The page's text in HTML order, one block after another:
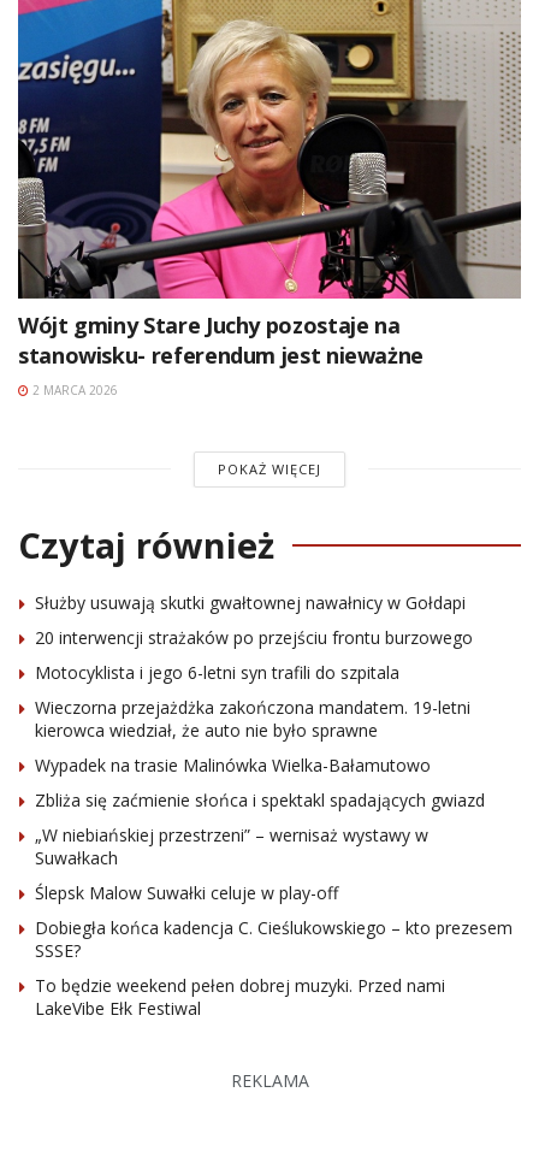
Wójt gminy Stare Juchy pozostaje na
stanowisku- referendum jest nieważne
2 MARCA 2026
POKAŻ WIĘCEJ
Czytaj również
Służby usuwają skutki gwałtownej nawałnicy w Gołdapi
20 interwencji strażaków po przejściu frontu burzowego
Motocyklista i jego 6-letni syn trafili do szpitala
Wieczorna przejażdżka zakończona mandatem. 19-letni
kierowca wiedział, że auto nie było sprawne
Wypadek na trasie Malinówka Wielka-Bałamutowo
Zbliża się zaćmienie słońca i spektakl spadających gwiazd
„W niebiańskiej przestrzeni” – wernisaż wystawy w
Suwałkach
Ślepsk Malow Suwałki celuje w play-off
Dobiegła końca kadencja C. Cieślukowskiego – kto prezesem
SSSE?
To będzie weekend pełen dobrej muzyki. Przed nami
LakeVibe Ełk Festiwal
REKLAMA